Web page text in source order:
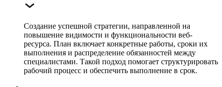
Создание успешной стратегии, направленной на
повышение видимости и функциональности веб-
ресурса. План включает конкретные работы, сроки их
выполнения и распределение обязанностей между
специалистами. Такой подход помогает структурировать
рабочий процесс и обеспечить выполнение в срок.